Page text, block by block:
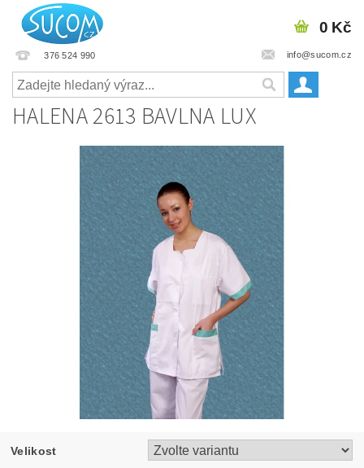
376 524 990 info@sucom.cz
0 Kč
HALENA 2613 BAVLNA LUX
Velikost